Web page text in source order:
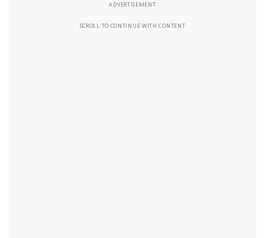
ADVERTISEMENT
SCROLL TO CONTINUE WITH CONTENT